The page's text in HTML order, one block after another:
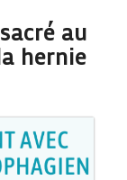
au
hernie